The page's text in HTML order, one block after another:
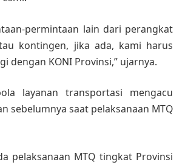
permintaan lain dari perangkat
kontingen, jika ada, kami harus
dengan KONI Provinsi,” ujarnya.
layanan transportasi mengacu
sebelumnya saat pelaksanaan MTQ
pelaksanaan MTQ tingkat Provinsi